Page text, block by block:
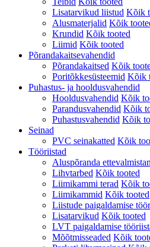
Lisatarvikud liistud Kõik
Alusmaterjalid Kõik
Krundid Kõik tooted
Liimid Kõik tooted
Põrandakaitsevahendid
Põrandakaitsed Kõik
Poritõkkesüsteemid Kõik
Puhastus- ja hooldusvahendid
Hooldusvahendid Kõik
Parandusvahendid Kõik
Puhastusvahendid Kõik
Seinad
PVC seinakatted Kõik
Tööriistad
Aluspõranda
Lihvtarbed Kõik tooted
Liimikammi terad Kõik
Liimikammid Kõik tooted
Liistude paigaldamise
Lisatarvikud Kõik tooted
LVT paigaldamise
Mõõtmisseaded Kõik